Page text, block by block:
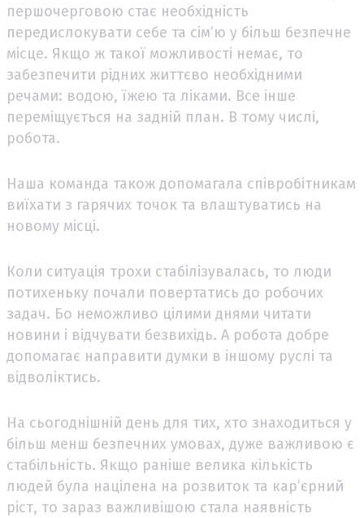
першочерговою стає необхідність
передислокувати себе та сім’ю у більш безпечне
місце. Якщо ж такої можливості немає, то
забезпечити рідних життєво необхідними
речами: водою, їжею та ліками. Все інше
переміщується на задній план. В тому числі,
робота.
Наша команда також допомагала співробітникам
виїхати з гарячих точок та влаштуватись на
новому місці.
Коли ситуація трохи стабілізувалась, то люди
потихеньку почали повертатись до робочих
задач. Бо неможливо цілими днями читати
новини і відчувати безвихідь. А робота добре
допомагає направити думки в іншому руслі та
відволіктись.
На сьогоднішній день для тих, хто знаходиться у
більш менш безпечних умовах, дуже важливою є
стабільність. Якщо раніше велика кількість
людей була націлена на розвиток та кар’єрний
ріст, то зараз важливішою стала наявність